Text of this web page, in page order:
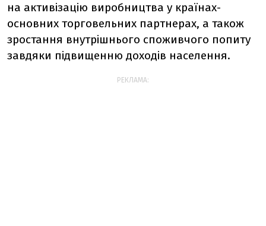
на активізацію виробництва у країнах-
основних торговельних партнерах, а також
зростання внутрішнього споживчого попиту
завдяки підвищенню доходів населення.
РЕКЛАМА: